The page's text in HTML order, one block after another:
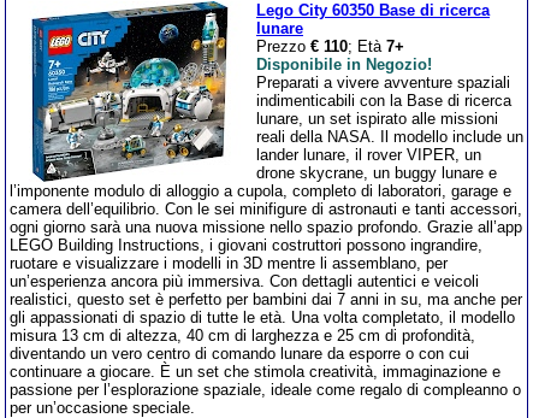
Lego City 60350 Base di ricerca
lunare
Prezzo € 110; Età 7+
Disponibile in Negozio!
Preparati a vivere avventure spaziali
indimenticabili con la Base di ricerca
lunare, un set ispirato alle missioni
reali della NASA. Il modello include un
lander lunare, il rover VIPER, un
drone skycrane, un buggy lunare e
l’imponente modulo di alloggio a cupola, completo di laboratori, garage e
camera dell’equilibrio. Con le sei minifigure di astronauti e tanti accessori,
ogni giorno sarà una nuova missione nello spazio profondo. Grazie all’app
LEGO Building Instructions, i giovani costruttori possono ingrandire,
ruotare e visualizzare i modelli in 3D mentre li assemblano, per
un’esperienza ancora più immersiva. Con dettagli autentici e veicoli
realistici, questo set è perfetto per bambini dai 7 anni in su, ma anche per
gli appassionati di spazio di tutte le età. Una volta completato, il modello
misura 13 cm di altezza, 40 cm di larghezza e 25 cm di profondità,
diventando un vero centro di comando lunare da esporre o con cui
continuare a giocare. È un set che stimola creatività, immaginazione e
passione per l’esplorazione spaziale, ideale come regalo di compleanno o
per un’occasione speciale.